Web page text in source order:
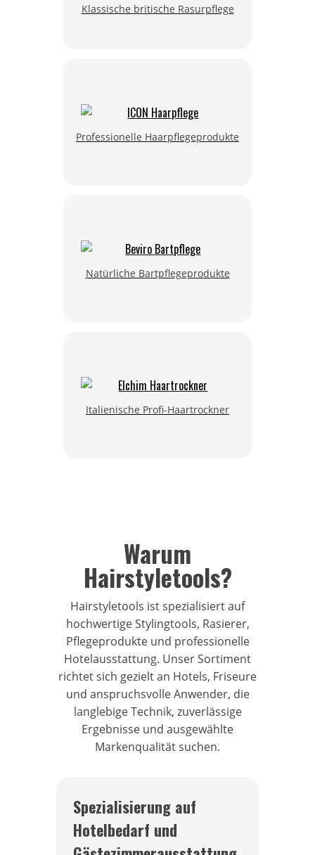
Klassische britische Rasurpflege
Professionelle Haarpflegeprodukte
Natürliche Bartpflegeprodukte
Italienische Profi-Haartrockner
Warum
Hairstyletools?
Hairstyletools ist spezialisiert auf
hochwertige Stylingtools, Rasierer,
Pflegeprodukte und professionelle
Hotelausstattung. Unser Sortiment
richtet sich gezielt an Hotels, Friseure
und anspruchsvolle Anwender, die
langlebige Technik, zuverlässige
Ergebnisse und ausgewählte
Markenqualität suchen.
Spezialisierung auf
Hotelbedarf und